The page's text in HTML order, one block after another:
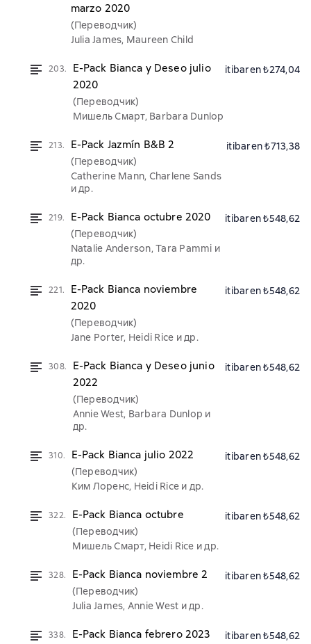
marzo 2020
(Переводчик)
Julia James, Maureen Child
203.
E-Pack Bianca y Deseo julio
2020
(Переводчик)
Мишель Смарт, Barbara Dunlop
itibaren ₺274,04
213. E-Pack Jazmín B&B 2
(Переводчик)
Catherine Mann, Charlene Sands
и др.
itibaren ₺713,38
219. E-Pack Bianca octubre 2020
(Переводчик)
Natalie Anderson, Tara Pammi и
др.
itibaren ₺548,62
221.
E-Pack Bianca noviembre
2020
(Переводчик)
Jane Porter, Heidi Rice и др.
itibaren ₺548,62
308.
E-Pack Bianca y Deseo junio
2022
(Переводчик)
Annie West, Barbara Dunlop и
др.
itibaren ₺548,62
310. E-Pack Bianca julio 2022
(Переводчик)
Ким Лоренс, Heidi Rice и др.
itibaren ₺548,62
322. E-Pack Bianca octubre
(Переводчик)
Мишель Смарт, Heidi Rice и др.
itibaren ₺548,62
328. E-Pack Bianca noviembre 2
(Переводчик)
Julia James, Annie West и др.
itibaren ₺548,62
338. E-Pack Bianca febrero 2023 itibaren ₺548,62